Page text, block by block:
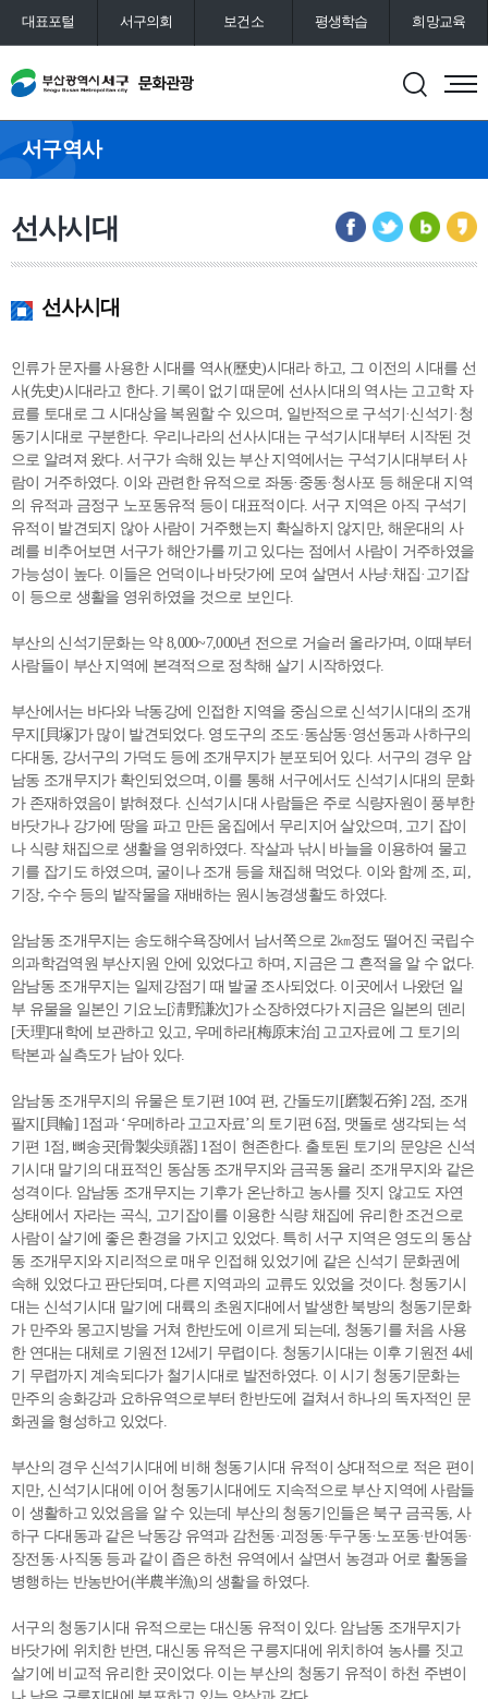
대표포털 서구의회 보건소 평생학습 희망교육
통합예약
서구역사
선사시대
선사시대
인류가 문자를 사용한 시대를 역사(歷史)시대라 하고, 그 이전의 시대를 선
사(先史)시대라고 한다. 기록이 없기 때문에 선사시대의 역사는 고고학 자
료를 토대로 그 시대상을 복원할 수 있으며, 일반적으로 구석기·신석기·청
동기시대로 구분한다. 우리나라의 선사시대는 구석기시대부터 시작된 것
으로 알려져 왔다. 서구가 속해 있는 부산 지역에서는 구석기시대부터 사
람이 거주하였다. 이와 관련한 유적으로 좌동·중동·청사포 등 해운대 지역
의 유적과 금정구 노포동유적 등이 대표적이다. 서구 지역은 아직 구석기
유적이 발견되지 않아 사람이 거주했는지 확실하지 않지만, 해운대의 사
례를 비추어보면 서구가 해안가를 끼고 있다는 점에서 사람이 거주하였을
가능성이 높다. 이들은 언덕이나 바닷가에 모여 살면서 사냥·채집·고기잡
이 등으로 생활을 영위하였을 것으로 보인다.
부산의 신석기문화는 약 8,000~7,000년 전으로 거슬러 올라가며, 이때부터
사람들이 부산 지역에 본격적으로 정착해 살기 시작하였다.
부산에서는 바다와 낙동강에 인접한 지역을 중심으로 신석기시대의 조개
무지[貝塚]가 많이 발견되었다. 영도구의 조도·동삼동·영선동과 사하구의
다대동, 강서구의 가덕도 등에 조개무지가 분포되어 있다. 서구의 경우 암
남동 조개무지가 확인되었으며, 이를 통해 서구에서도 신석기시대의 문화
가 존재하였음이 밝혀졌다. 신석기시대 사람들은 주로 식량자원이 풍부한
바닷가나 강가에 땅을 파고 만든 움집에서 무리지어 살았으며, 고기 잡이
나 식량 채집으로 생활을 영위하였다. 작살과 낚시 바늘을 이용하여 물고
기를 잡기도 하였으며, 굴이나 조개 등을 채집해 먹었다. 이와 함께 조, 피,
기장, 수수 등의 밭작물을 재배하는 원시농경생활도 하였다.
암남동 조개무지는 송도해수욕장에서 남서쪽으로 2㎞정도 떨어진 국립수
의과학검역원 부산지원 안에 있었다고 하며, 지금은 그 흔적을 알 수 없다.
암남동 조개무지는 일제강점기 때 발굴 조사되었다. 이곳에서 나왔던 일
부 유물을 일본인 기요노[淸野謙次]가 소장하였다가 지금은 일본의 덴리
[天理]대학에 보관하고 있고, 우메하라[梅原末治] 고고자료에 그 토기의
탁본과 실측도가 남아 있다.
암남동 조개무지의 유물은 토기편 10여 편, 간돌도끼[磨製石斧] 2점, 조개
팔지[貝輪] 1점과 ‘우메하라 고고자료’의 토기편 6점, 맷돌로 생각되는 석
기편 1점, 뼈송곳[骨製尖頭器] 1점이 현존한다. 출토된 토기의 문양은 신석
기시대 말기의 대표적인 동삼동 조개무지와 금곡동 율리 조개무지와 같은
성격이다. 암남동 조개무지는 기후가 온난하고 농사를 짓지 않고도 자연
상태에서 자라는 곡식, 고기잡이를 이용한 식량 채집에 유리한 조건으로
사람이 살기에 좋은 환경을 가지고 있었다. 특히 서구 지역은 영도의 동삼
동 조개무지와 지리적으로 매우 인접해 있었기에 같은 신석기 문화권에
속해 있었다고 판단되며, 다른 지역과의 교류도 있었을 것이다. 청동기시
대는 신석기시대 말기에 대륙의 초원지대에서 발생한 북방의 청동기문화
가 만주와 몽고지방을 거쳐 한반도에 이르게 되는데, 청동기를 처음 사용
한 연대는 대체로 기원전 12세기 무렵이다. 청동기시대는 이후 기원전 4세
기 무렵까지 계속되다가 철기시대로 발전하였다. 이 시기 청동기문화는
만주의 송화강과 요하유역으로부터 한반도에 걸쳐서 하나의 독자적인 문
화권을 형성하고 있었다.
부산의 경우 신석기시대에 비해 청동기시대 유적이 상대적으로 적은 편이
지만, 신석기시대에 이어 청동기시대에도 지속적으로 부산 지역에 사람들
이 생활하고 있었음을 알 수 있는데 부산의 청동기인들은 북구 금곡동, 사
하구 다대동과 같은 낙동강 유역과 감천동·괴정동·두구동·노포동·반여동·
장전동·사직동 등과 같이 좁은 하천 유역에서 살면서 농경과 어로 활동을
병행하는 반농반어(半農半漁)의 생활을 하였다.
서구의 청동기시대 유적으로는 대신동 유적이 있다. 암남동 조개무지가
바닷가에 위치한 반면, 대신동 유적은 구릉지대에 위치하여 농사를 짓고
살기에 비교적 유리한 곳이었다. 이는 부산의 청동기 유적이 하천 주변이